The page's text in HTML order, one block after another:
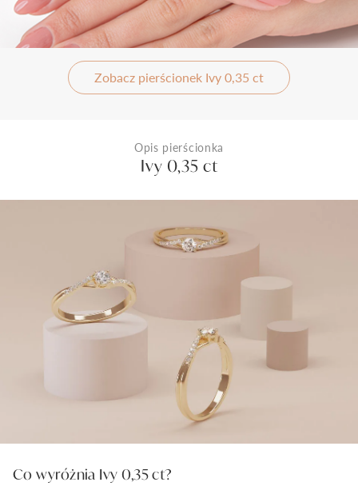
Zobacz pierścionek Ivy 0,35 ct
Opis pierścionka
Ivy 0,35 ct
Co wyróżnia Ivy 0,35 ct?